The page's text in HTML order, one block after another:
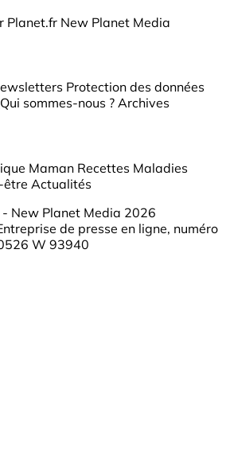
Planet.fr New Planet Media
Protection des données
Qui sommes-nous ? Archives
Maman Recettes Maladies
être Actualités
New Planet Media 2026
de presse en ligne, numéro
W 93940